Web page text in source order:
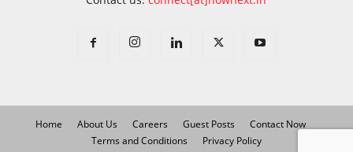
Home About Us Careers Guest Posts
Contact Now
Terms and Conditions
Privacy Policy